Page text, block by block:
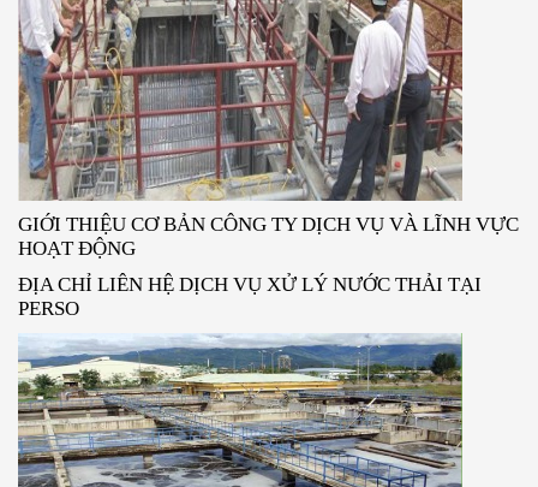
GIỚI THIỆU CƠ BẢN CÔNG TY DỊCH VỤ VÀ LĨNH VỰC
HOẠT ĐỘNG
ĐỊA CHỈ LIÊN HỆ DỊCH VỤ XỬ LÝ NƯỚC THẢI TẠI
PERSO